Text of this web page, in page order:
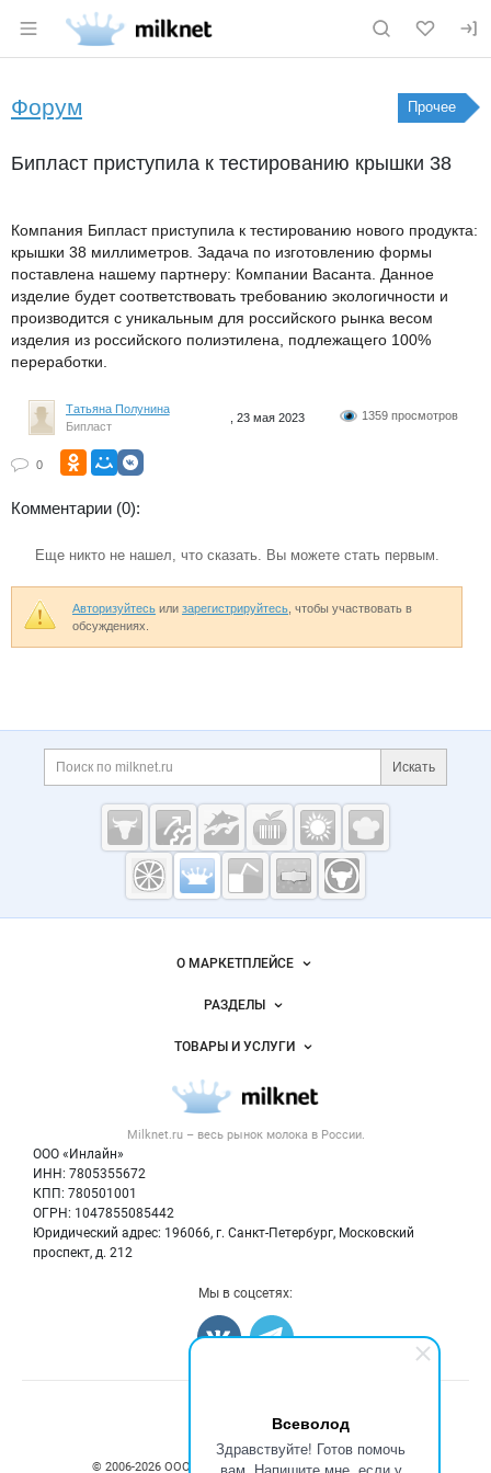
Всеволод
Здравствуйте! Готов помочь
Раздел навигации по сайту milknet.ru
Форум Прочее
Бипласт приступила к тестированию крышки 38
Компания Бипласт приступила к тестированию нового продукта:
крышки 38 миллиметров. Задача по изготовлению формы
поставлена нашему партнеру: Компании Васанта. Данное
изделие будет соответствовать требованию экологичности и
производится с уникальным для российского рынка весом
изделия из российского полиэтилена, подлежащего 100%
переработки.
Татьяна Полунина
Бипласт
, 23 мая 2023 1359 просмотров
0
Комментарии (0):
Еще никто не нашел, что сказать. Вы можете стать первым.
Авторизуйтесь или зарегистрируйтесь , чтобы участвовать в
обсуждениях.
Дополнительная информация
Поиск по сайту и
Искать
Cсылки на полезные проекты
Молочная
промышленность
Milknet.ru
Важные разделы и контакты
Milknet.ru – весь рынок молокав России.
ООО «Инлайн»
ИНН: 7805355672
КПП: 780501001
ОГРН: 1047855085442
Юридический адрес: 196066, г. Санкт-Петербург, Московский
проспект, д. 212
Навигация по сайтуО МАРКЕТПЛЕЙСЕ
Новости Milknet.ru
Размещение рекламы
Публичная оферта
Контактная информация
Политика обработки персональных данных
РАЗДЕЛЫ
Объявления
Новости рынка
ТОВАРЫ И УСЛУГИ
Молочная продукция
Вторичное сырье
Оборудование
Мы в соцсетях:
Счетчики, авторское право, логотипы
© 2006‑2026 ООО “Инлайн”. 12+ Все права защищены.